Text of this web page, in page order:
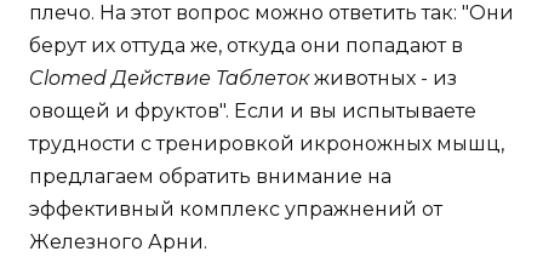
плечо. На этот вопрос можно ответить так: "Они
берут их оттуда же, откуда они попадают в
Clomed Действие Таблетокживотных - из
овощей и фруктов". Если и вы испытываете
трудности с тренировкой икроножных мышц,
предлагаем обратить внимание на
эффективный комплекс упражнений от
Железного Арни.